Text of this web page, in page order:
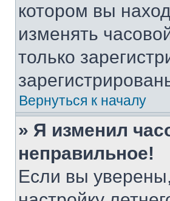
котором вы
изменять
только
Вернуться к началу
» Я изменил
неправильное!
Если вы